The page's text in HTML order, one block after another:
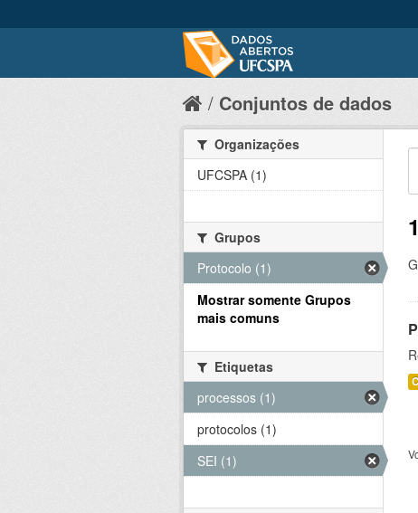
Conjuntos de dados
Organizações
UFCSPA (1)
Grupos
Protocolo (1)
Mostrar somente Grupos
mais comuns
Etiquetas
processos (1)
protocolos (1)
SEI (1)